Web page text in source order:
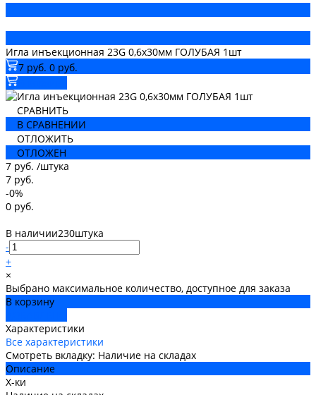
Игла инъекционная 23G 0,6х30мм ГОЛУБАЯ 1шт
7 руб. 0 руб.
СРАВНИТЬ
В СРАВНЕНИИ
ОТЛОЖИТЬ
ОТЛОЖЕН
7 руб. /штука
7 руб.
-0%
0 руб.
В наличии230штука
-
+
×
Выбрано максимальное количество, доступное для заказа
В корзину
Характеристики
Все характеристики
Смотреть вкладку: Наличие на складах
Описание
Х-ки